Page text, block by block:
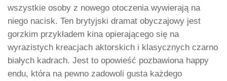
wszystkie osoby z nowego otoczenia wywierają na
niego nacisk. Ten brytyjski dramat obyczajowy jest
gorzkim przykładem kina opierającego się na
wyrazistych kreacjach aktorskich i klasycznych czarno
białych kadrach. Jest to opowieść pozbawiona happy
endu, która na pewno zadowoli gusta każdego